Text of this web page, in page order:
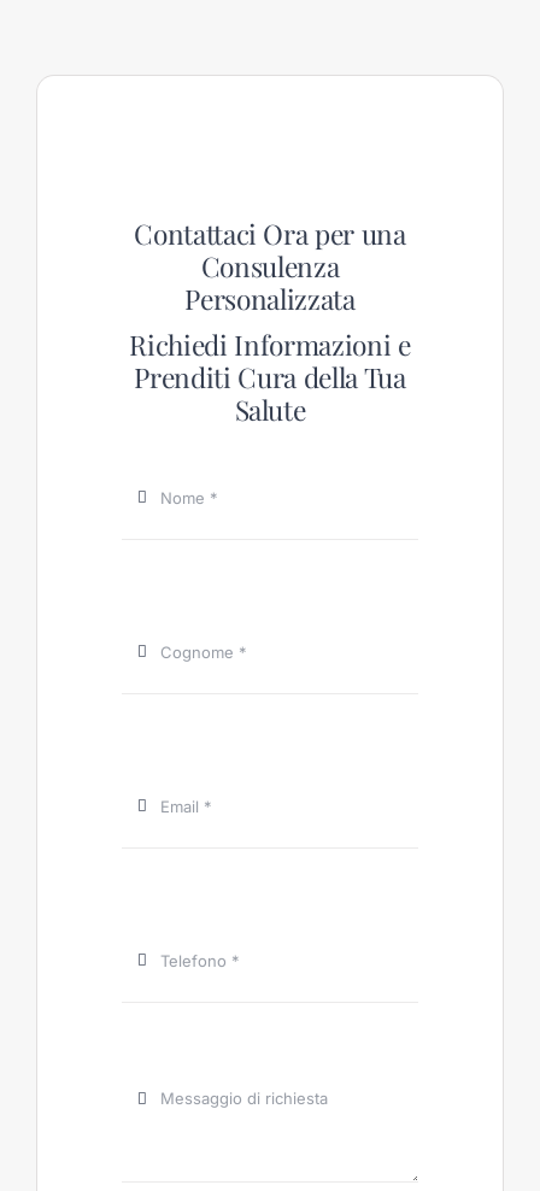
Contattaci Ora per una
Consulenza
Personalizzata
Richiedi Informazioni e
Prenditi Cura della Tua
Salute